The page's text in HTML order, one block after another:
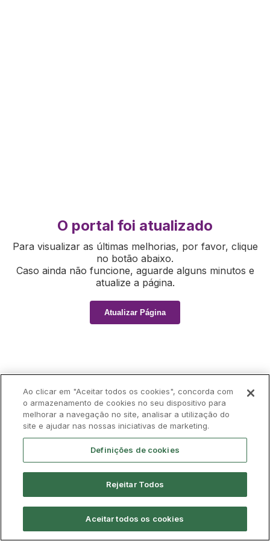
O portal foi atualizado
Para visualizar as últimas melhorias, por favor, clique
no botão abaixo.
Caso ainda não funcione, aguarde alguns minutos e
atualize a página.
Atualizar Página
Ao clicar em "Aceitar todos os cookies", concorda com
o armazenamento de cookies no seu dispositivo para
melhorar a navegação no site, analisar a utilização do
site e ajudar nas nossas iniciativas de marketing.
Definições de cookies
Rejeitar Todos
Aceitar todos os cookies